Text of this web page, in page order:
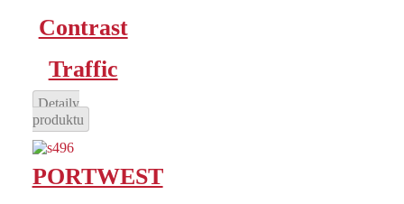
Contrast
Traffic
Detaily
produktu
PORTWEST